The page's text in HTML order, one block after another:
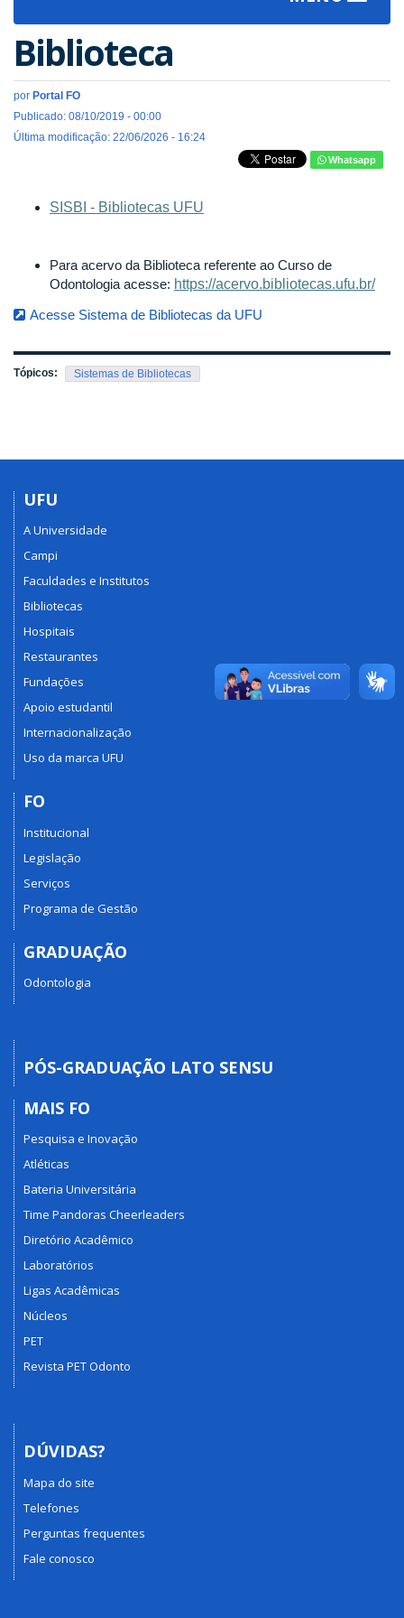
Biblioteca
por Portal FO
Publicado: 08/10/2019 - 00:00
Última modificação: 22/06/2026 - 16:24
Whatsapp
SISBI - Bibliotecas UFU
Para acervo da Biblioteca referente ao Curso de
Odontologia acesse: https://acervo.bibliotecas.ufu.br/
Acesse Sistema de Bibliotecas da UFU
Tópicos: Sistemas de Bibliotecas
UFU
A Universidade
Campi
Faculdades e Institutos
Bibliotecas
Hospitais
Restaurantes
Fundações
Apoio estudantil
Internacionalização
Uso da marca UFU
FO
Institucional
Legislação
Serviços
Programa de Gestão
GRADUAÇÃO
Odontologia
PÓS-GRADUAÇÃO LATO SENSU
MAIS FO
Pesquisa e Inovação
Atléticas
Bateria Universitária
Time Pandoras Cheerleaders
Diretório Acadêmico
Laboratórios
Ligas Acadêmicas
Núcleos
PET
Revista PET Odonto
DÚVIDAS?
Mapa do site
Telefones
Perguntas frequentes
Fale conosco